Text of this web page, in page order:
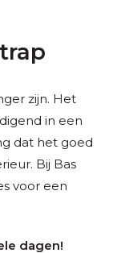
zijn. Het
in een
dat het goed
Bij Bas
voor een
dagen!